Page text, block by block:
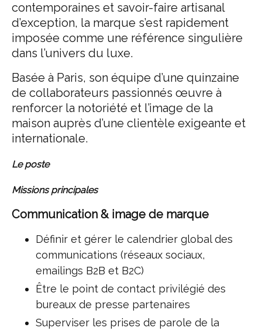
contemporaines et savoir-faire artisanal
d’exception, la marque s’est rapidement
imposée comme une référence singulière
dans l’univers du luxe.
Basée à Paris, son équipe d’une quinzaine
de collaborateurs passionnés œuvre à
renforcer la notoriété et l’image de la
maison auprès d’une clientèle exigeante et
internationale.
Le poste
Missions principales
Communication & image de marque
Définir et gérer le calendrier global des
communications (réseaux sociaux,
emailings B2B et B2C)
Être le point de contact privilégié des
bureaux de presse partenaires
Superviser les prises de parole de la